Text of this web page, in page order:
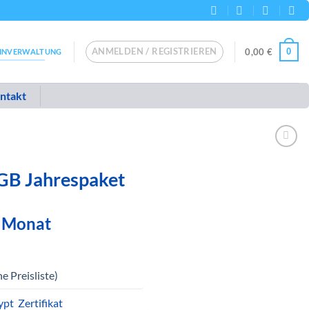
ANMELDEN / REGISTRIEREN 0,00 € 0
Jahrespaket
€.
Preisliste)
Zertifikat